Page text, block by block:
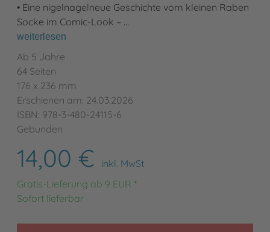
• Eine nigelnagelneue Geschichte vom kleinen Raben
Socke im Comic-Look – …
weiterlesen
Ab 5 Jahre
64 Seiten
176 x 236 mm
Erschienen am: 24.03.2026
ISBN: 978-3-480-24115-6
Gebunden
14,00 €
inkl. MwSt
Gratis-Lieferung ab 9 EUR *
Sofort lieferbar